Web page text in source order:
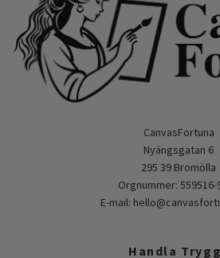
CanvasFortuna
Nyängsgatan 6
295 39 Bromölla
Orgnummer: 559516-
E-mail:
Handla